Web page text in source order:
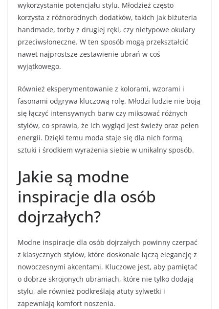
wykorzystanie potencjału stylu. Młodzież często
korzysta z różnorodnych dodatków, takich jak biżuteria
handmade, torby z drugiej ręki, czy nietypowe okulary
przeciwsłoneczne. W ten sposób mogą przekształcić
nawet najprostsze zestawienie ubrań w coś
wyjątkowego.
Również eksperymentowanie z kolorami, wzorami i
fasonami odgrywa kluczową rolę. Młodzi ludzie nie boją
się łączyć intensywnych barw czy miksować różnych
stylów, co sprawia, że ich wygląd jest świeży oraz pełen
energii. Dzięki temu moda staje się dla nich formą
sztuki i środkiem wyrażenia siebie w unikalny sposób.
Jakie są modne
inspiracje dla osób
dojrzałych?
Modne inspiracje dla osób dojrzałych powinny czerpać
z klasycznych stylów, które doskonale łączą elegancję z
nowoczesnymi akcentami. Kluczowe jest, aby pamiętać
o dobrze skrojonych ubraniach, które nie tylko dodają
stylu, ale również podkreślają atuty sylwetki i
zapewniają komfort noszenia.